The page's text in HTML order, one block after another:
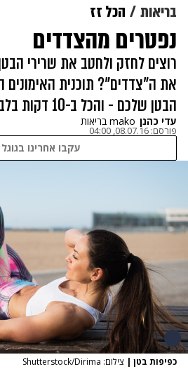
בריאות הכל זז
נפטרים מהצדדים
רוצים לחזק ולחטב את שרירי
את ה"צדדים"? תוכנית
הבטן שלכם - והכל ב-10 דקות בלבד
עדי כהנן mako בריאות
פורסם: 08.07.16, 04:00
עקבו אחרינו בגוגל
כפיפות בטן | צילום: Shutterstock/Dirima